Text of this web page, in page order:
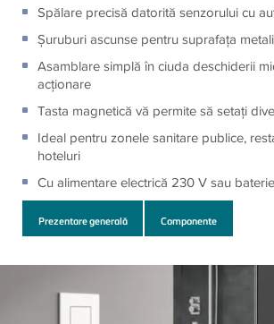
Spălare precisă datorită senzorului cu
Şuruburi ascunse pentru suprafaţa
Asamblare simplă în ciuda deschiderii
acţionare
Tasta magnetică vă permite să setaţi
Ideal pentru zonele sanitare publice,
hoteluri
Cu alimentare electrică 230 V sau
Prezentare generală Componente